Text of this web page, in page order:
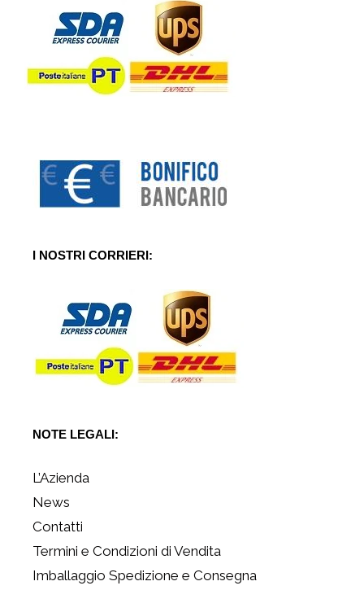
I NOSTRI CORRIERI:
NOTE LEGALI:
L’Azienda
News
Contatti
Termini e Condizioni di Vendita
Imballaggio Spedizione e Consegna